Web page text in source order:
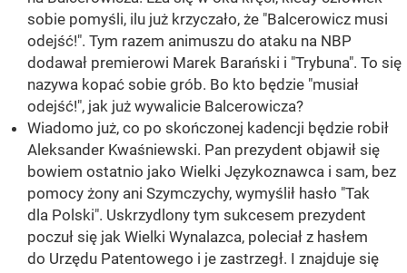
sobie pomyśli, ilu już krzyczało, że "Balcerowicz musi
odejść!". Tym razem animuszu do ataku na NBP
dodawał premierowi Marek Barański i "Trybuna". To się
nazywa kopać sobie grób. Bo kto będzie "musiał
odejść!", jak już wywalicie Balcerowicza?
Wiadomo już, co po skończonej kadencji będzie robił
Aleksander Kwaśniewski. Pan prezydent objawił się
bowiem ostatnio jako Wielki Językoznawca i sam, bez
pomocy żony ani Szymczychy, wymyślił hasło "Tak
dla Polski". Uskrzydlony tym sukcesem prezydent
poczuł się jak Wielki Wynalazca, poleciał z hasłem
do Urzędu Patentowego i je zastrzegł. I znajduje się